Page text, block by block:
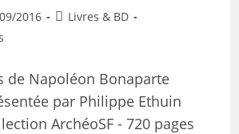
2016
Livres & BD
de Napoléon Bonaparte
par Philippe Ethuin
ArchéoSF - 720 pages